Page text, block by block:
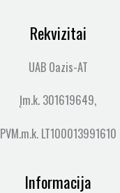
Rekvizitai
UAB Oazis-AT
Įm.k. 301619649,
PVM.m.k. LT100013991610
Informacija